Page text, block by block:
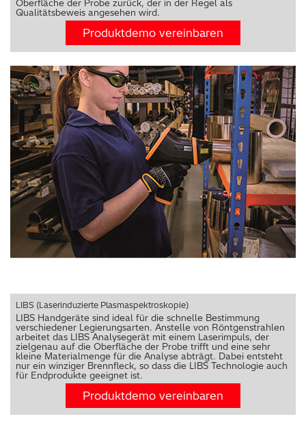
Oberfläche der Probe zurück, der in der Regel als
Qualitätsbeweis angesehen wird.
Produktdemo vereinbaren
LIBS (Laserinduzierte Plasmaspektroskopie)
LIBS Handgeräte sind ideal für die schnelle Bestimmung
verschiedener Legierungsarten. Anstelle von Röntgenstrahlen
arbeitet das LIBS Analysegerät mit einem Laserimpuls, der
zielgenau auf die Oberfläche der Probe trifft und eine sehr
kleine Materialmenge für die Analyse abträgt. Dabei entsteht
nur ein winziger Brennfleck, so dass die LIBS Technologie auch
für Endprodukte geeignet ist.
Produktdemo vereinbaren